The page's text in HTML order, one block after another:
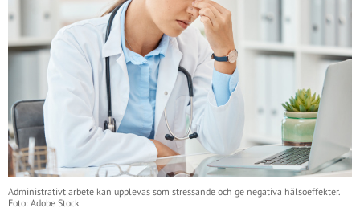
Administrativt arbete kan upplevas som stressande och ge negativa hälsoeffekter.
Foto: Adobe Stock